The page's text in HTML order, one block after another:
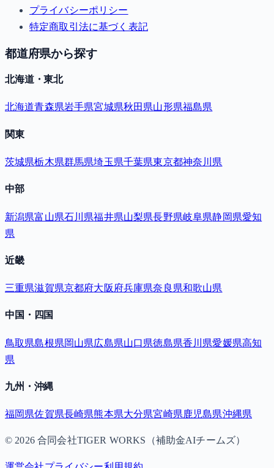
プライバシーポリシー
特定商取引法に基づく表記
都道府県から探す
北海道・東北
北海道青森県岩手県宮城県秋田県山形県福島県
関東
茨城県栃木県群馬県埼玉県千葉県東京都神奈川県
中部
新潟県富山県石川県福井県山梨県長野県岐阜県静岡県愛知
県
近畿
三重県滋賀県京都府大阪府兵庫県奈良県和歌山県
中国・四国
鳥取県島根県岡山県広島県山口県徳島県香川県愛媛県高知
県
九州・沖縄
福岡県佐賀県長崎県熊本県大分県宮崎県鹿児島県沖縄県
© 2026合同会社TIGER WORKS（補助金AIチームズ）